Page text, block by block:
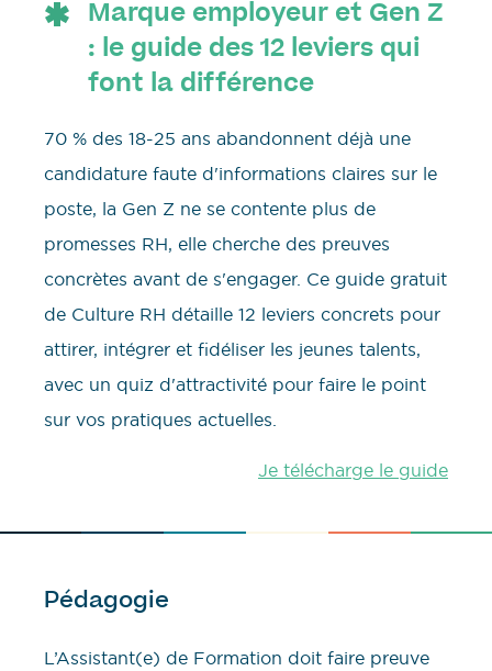
Marque employeur et Gen Z
: le guide des 12 leviers qui
font la différence
70 % des 18-25 ans abandonnent déjà une
candidature faute d'informations claires sur le
poste, la Gen Z ne se contente plus de
promesses RH, elle cherche des preuves
concrètes avant de s'engager. Ce guide gratuit
de Culture RH détaille 12 leviers concrets pour
attirer, intégrer et fidéliser les jeunes talents,
avec un quiz d'attractivité pour faire le point
sur vos pratiques actuelles.
Je télécharge le guide
Pédagogie
L’Assistant(e) de Formation doit faire preuve